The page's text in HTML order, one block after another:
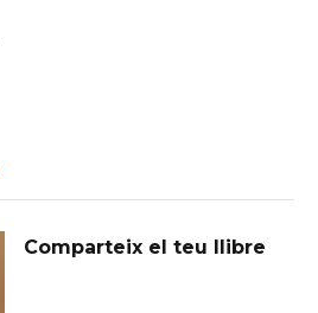
Comparteix el teu llibre